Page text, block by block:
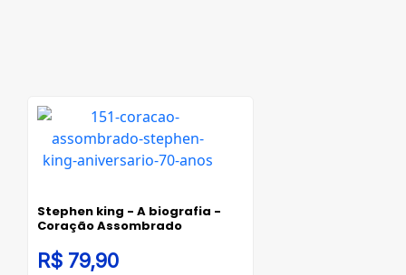
Stephen king - A biografia -
Coração Assombrado
R$ 79,90